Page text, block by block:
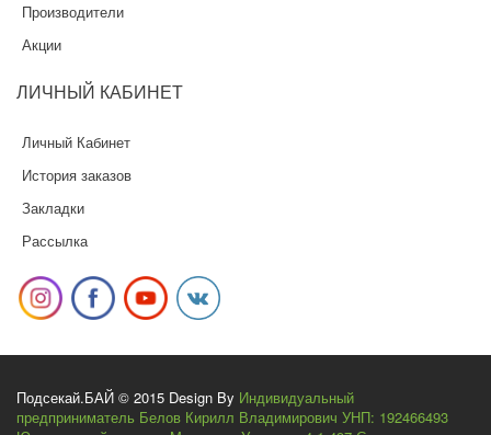
Производители
Акции
ЛИЧНЫЙ КАБИНЕТ
Личный Кабинет
История заказов
Закладки
Рассылка
Подсекай.БАЙ © 2015 Design By Индивидуальный
предприниматель Белов Кирилл Владимирович УНП: 192466493